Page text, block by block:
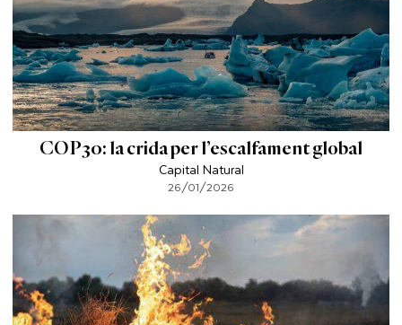
COP30: la crida per l’escalfament global
Capital Natural
26/01/2026